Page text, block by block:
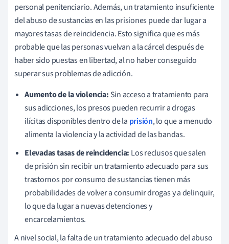
personal penitenciario. Además, un tratamiento insuficiente
del abuso de sustancias en las prisiones puede dar lugar a
mayores tasas de reincidencia. Esto significa que es más
probable que las personas vuelvan a la cárcel después de
haber sido puestas en libertad, al no haber conseguido
superar sus problemas de adicción.
Aumento de la violencia: Sin acceso a tratamiento para
sus adicciones, los presos pueden recurrir a drogas
ilícitas disponibles dentro de la prisión, lo que a menudo
alimenta la violencia y la actividad de las bandas.
Elevadas tasas de reincidencia: Los reclusos que salen
de prisión sin recibir un tratamiento adecuado para sus
trastornos por consumo de sustancias tienen más
probabilidades de volver a consumir drogas y a delinquir,
lo que da lugar a nuevas detenciones y
encarcelamientos.
A nivel social, la falta de un tratamiento adecuado del abuso